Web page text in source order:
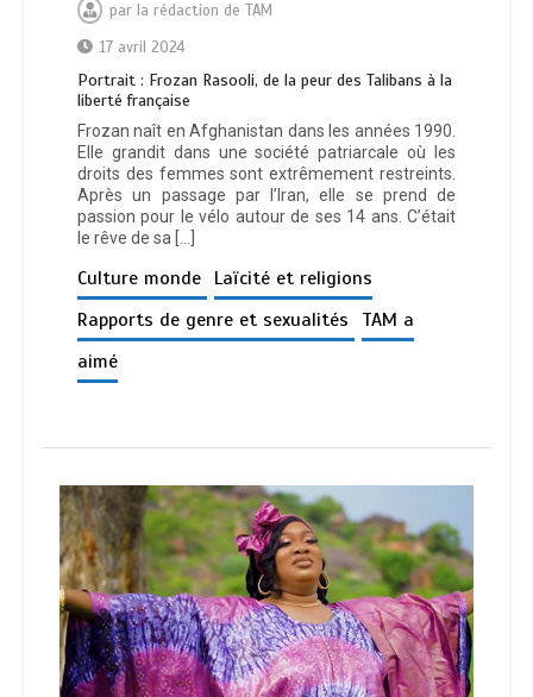
par la rédaction de TAM
17 avril 2024
Portrait : Frozan Rasooli, de la peur des Talibans à la
liberté française
Frozan naît en Afghanistan dans les années 1990.
Elle grandit dans une société patriarcale où les
droits des femmes sont extrêmement restreints.
Après un passage par l’Iran, elle se prend de
passion pour le vélo autour de ses 14 ans. C’était
le rêve de sa […]
Culture monde Laïcité et religions
Rapports de genre et sexualités
TAM a
aimé